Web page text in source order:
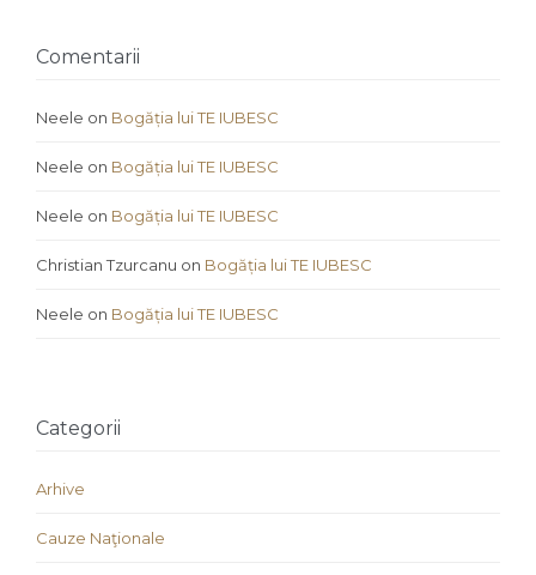
Comentarii
Neele on Bogăția lui TE IUBESC
Neele on Bogăția lui TE IUBESC
Neele on Bogăția lui TE IUBESC
Christian Tzurcanu on Bogăția lui TE IUBESC
Neele on Bogăția lui TE IUBESC
Categorii
Arhive
Cauze Naţionale